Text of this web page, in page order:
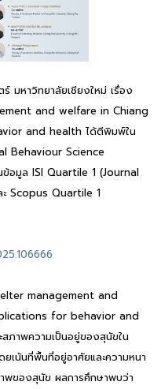
มหาวิทยาลัยเชียงใหม่ เรื่อง
and welfare in Chiang
and health ได้ตีพิมพ์ใน
Behaviour Science
อมูล ISI Quartile 1 (Journal
Scopus Quartile 1
management and
for behavior and
ภาพความเป็นอยู่ของสุนัขใน
เน้นที่พื้นที่อยู่อาศัยและความหนา
ของสุนัข ผลการศึกษาพบว่า